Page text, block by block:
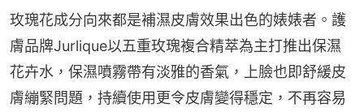
玫瑰花成分向來都是補濕皮膚效果出色的婊婊者。護
膚品牌Jurlique以五重玫瑰複合精萃為主打推出保濕
花卉水，保濕噴霧帶有淡雅的香氣，上臉也即舒緩皮
膚繃緊問題，持續使用更令皮膚變得穩定，不再容易